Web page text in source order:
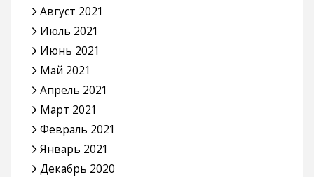
Август 2021
Июль 2021
Июнь 2021
Май 2021
Апрель 2021
Март 2021
Февраль 2021
Январь 2021
Декабрь 2020